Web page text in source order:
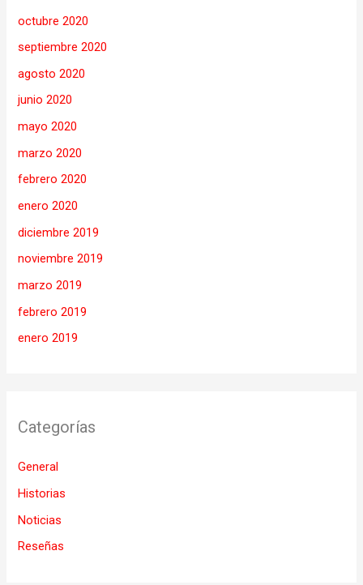
octubre 2020
septiembre 2020
agosto 2020
junio 2020
mayo 2020
marzo 2020
febrero 2020
enero 2020
diciembre 2019
noviembre 2019
marzo 2019
febrero 2019
enero 2019
Categorías
General
Historias
Noticias
Reseñas